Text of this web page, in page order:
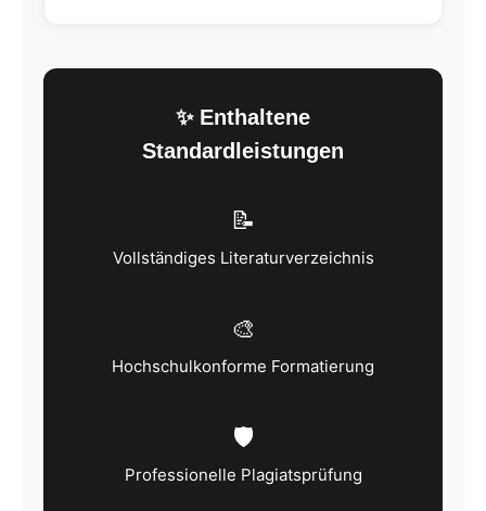
✨ Enthaltene
Standardleistungen
📝
Vollständiges Literaturverzeichnis
🎨
Hochschulkonforme Formatierung
🛡️
Professionelle Plagiatsprüfung